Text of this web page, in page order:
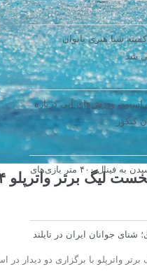
برتر واترپلو ۱۳۹۴
شنا هنری بانوان
شد
ورزش‌های آبی درباره
کنکور
محمد قاسمی: هدفم رسیدن به فینال ۴۰۰ متر بازی‌های
شنای جوانان ایران در تایلند